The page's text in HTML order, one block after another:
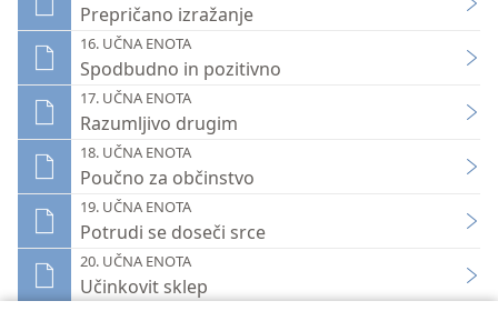
Prepričano izražanje
16. UČNA ENOTA
Spodbudno in pozitivno
17. UČNA ENOTA
Razumljivo drugim
18. UČNA ENOTA
Poučno za občinstvo
19. UČNA ENOTA
Potrudi se doseči srce
20. UČNA ENOTA
Učinkovit sklep